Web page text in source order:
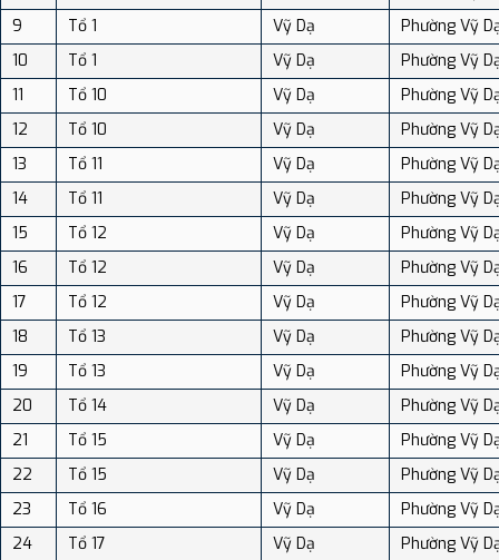
9
Tổ 1 Vỹ Dạ
Phường Vỹ
10
Tổ 1 Vỹ Dạ
Phường Vỹ
11
Tổ 10 Vỹ Dạ
Phường Vỹ
12
Tổ 10 Vỹ Dạ
Phường Vỹ
13
Tổ 11 Vỹ Dạ
Phường Vỹ
14
Tổ 11 Vỹ Dạ
Phường Vỹ
15
Tổ 12 Vỹ Dạ
Phường Vỹ
16
Tổ 12 Vỹ Dạ
Phường Vỹ
17
Tổ 12 Vỹ Dạ
Phường Vỹ
18
Tổ 13 Vỹ Dạ
Phường Vỹ
19
Tổ 13 Vỹ Dạ
Phường Vỹ
20
Tổ 14 Vỹ Dạ
Phường Vỹ
21
Tổ 15 Vỹ Dạ
Phường Vỹ
22
Tổ 15 Vỹ Dạ
Phường Vỹ
23
Tổ 16 Vỹ Dạ
Phường Vỹ
24
Tổ 17 Vỹ Dạ
Phường Vỹ